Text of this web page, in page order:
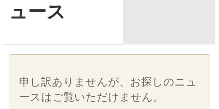
ュース
申し訳ありませんが、お探しのニュ
ースはご覧いただけません。